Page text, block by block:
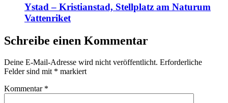
Ystad – Kristianstad, Stellplatz am Naturum
Vattenriket
Schreibe einen Kommentar
Deine E-Mail-Adresse wird nicht veröffentlicht. Erforderliche
Felder sind mit * markiert
Kommentar *